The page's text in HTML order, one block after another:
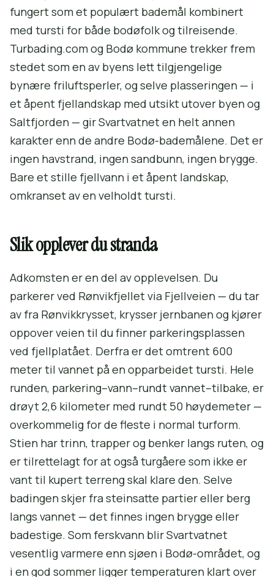
fungert som et populært bademål kombinert
med tursti for både bodøfolk og tilreisende.
Turbading.com og Bodø kommune trekker frem
stedet som en av byens lett tilgjengelige
bynære friluftsperler, og selve plasseringen — i
et åpent fjellandskap med utsikt utover byen og
Saltfjorden — gir Svartvatnet en helt annen
karakter enn de andre Bodø-bademålene. Det er
ingen havstrand, ingen sandbunn, ingen brygge.
Bare et stille fjellvann i et åpent landskap,
omkranset av en velholdt tursti.
Slik opplever du stranda
Adkomsten er en del av opplevelsen. Du
parkerer ved Rønvikfjellet via Fjellveien — du tar
av fra Rønvikkrysset, krysser jernbanen og kjører
oppover veien til du finner parkeringsplassen
ved fjellplatået. Derfra er det omtrent 600
meter til vannet på en opparbeidet tursti. Hele
runden, parkering–vann–rundt vannet–tilbake, er
drøyt 2,6 kilometer med rundt 50 høydemeter —
overkommelig for de fleste i normal turform.
Stien har trinn, trapper og benker langs ruten, og
er tilrettelagt for at også turgåere som ikke er
vant til kupert terreng skal klare den. Selve
badingen skjer fra steinsatte partier eller berg
langs vannet — det finnes ingen brygge eller
badestige. Som ferskvann blir Svartvatnet
vesentlig varmere enn sjøen i Bodø-området, og
i en god sommer ligger temperaturen klart over